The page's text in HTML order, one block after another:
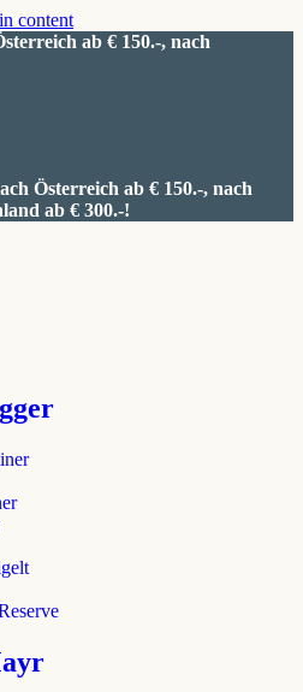
content
ab € 150.-, nach
Österreich ab € 150.-, nach
ab € 300.-!